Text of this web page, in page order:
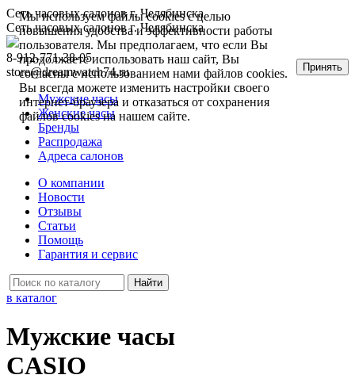
Сеть часовых салонов г. Челябинска
Сеть часовых салонов г. Челябинска
8-912-771-38-05
store@dreamwatch74.ru
Мужские часы
Женские часы
Бренды
Распродажа
Адреса салонов
О компании
Новости
Отзывы
Статьи
Помощь
Гарантия и сервис
в каталог
Мужские часы
CASIO
Мы используем файлы cookies с целью
повышения удобства и эффективности работы
пользователя. Мы предполагаем, что если Вы
продолжаете использовать наш сайт, Вы
согласны с использованием нами файлов cookies.
Вы всегда можете изменить настройки своего
интернет-браузера и отказаться от сохранения
файлов cookies на нашем сайте.
Принять